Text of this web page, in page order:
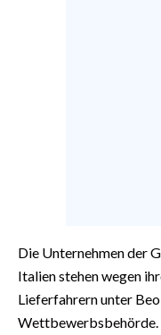
Die Unternehmen der
Italien stehen wegen
Lieferfahrern unter
Wettbewerbsbehörde.